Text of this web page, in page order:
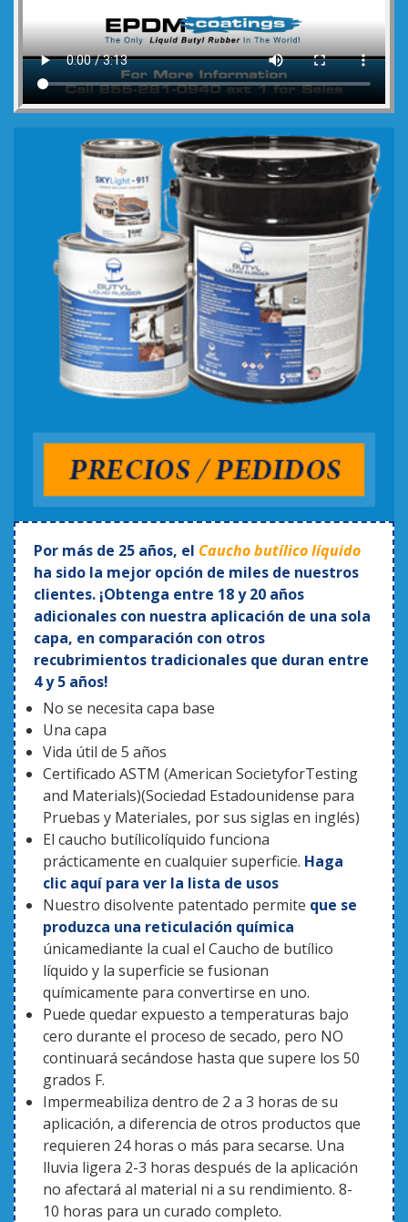
APLICACIÓN
INFORMACIÓN
Videos
PROTECTOR
TECHO
MASILLA
SELLADOR
DE
JUNTAS
ASPERSORESPARA
TECHO
Quénes
somos
LISTA
CLIENTES
Roof
Blog
Contáctenos
Por más de 25 años, el Caucho butílico líquido
ha sido la mejor opción de miles de nuestros
clientes. ¡Obtenga entre 18 y 20 años
adicionales con nuestra aplicación de una sola
capa, en comparación con otros
recubrimientos tradicionales que duran entre
4 y 5 años!
No se necesita capa base
Una capa
Vida útil de 5 años
Certificado ASTM (American SocietyforTesting
and Materials)(Sociedad Estadounidense para
Pruebas y Materiales, por sus siglas en inglés)
El caucho butílicolíquido funciona
prácticamente en cualquier superficie. Haga
clic aquí para ver la lista de usos
Nuestro disolvente patentado permite que se
produzca una reticulación química
únicamediante la cual el Caucho de butílico
líquido y la superficie se fusionan
químicamente para convertirse en uno.
Puede quedar expuesto a temperaturas bajo
cero durante el proceso de secado, pero NO
continuará secándose hasta que supere los 50
grados F.
Impermeabiliza dentro de 2 a 3 horas de su
aplicación, a diferencia de otros productos que
requieren 24 horas o más para secarse. Una
lluvia ligera 2-3 horas después de la aplicación
no afectará al material ni a su rendimiento. 8-
10 horas para un curado completo.